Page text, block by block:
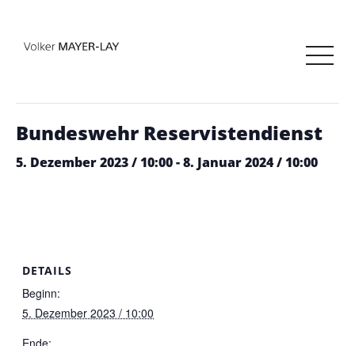
« Alle Veranstaltungen
Bundeswehr Reservistendienst
5. Dezember 2023 / 10:00-8. Januar 2024 / 10:00
DETAILS
Beginn:
5. Dezember 2023 / 10:00
Ende: